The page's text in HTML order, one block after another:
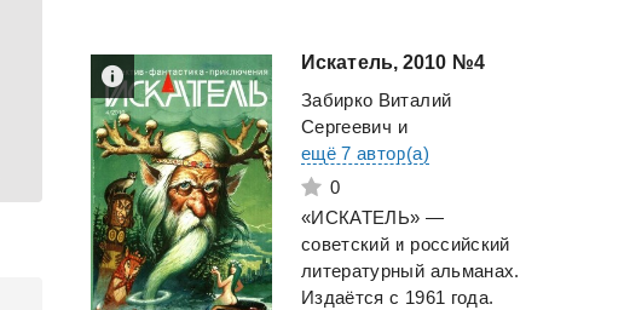
Искатель, 2010 №4
Забирко Виталий
Сергеевич и
ещё 7 автор(а)
0
«ИСКАТЕЛЬ» —
советский и российский
литературный альманах.
Издаётся с 1961 года.